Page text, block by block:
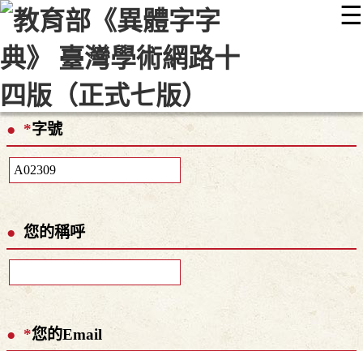
☰
::: 最新消息 常見問題 編輯說明
顯示模式
網站導覽
*字號
您的稱呼
*您的Email